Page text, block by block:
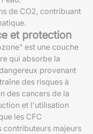
de CO2, contribuant
et protection
est une couche
qui absorbe la
provenant
des risques à
des cancers de la
et l'utilisation
les CFC
majeurs